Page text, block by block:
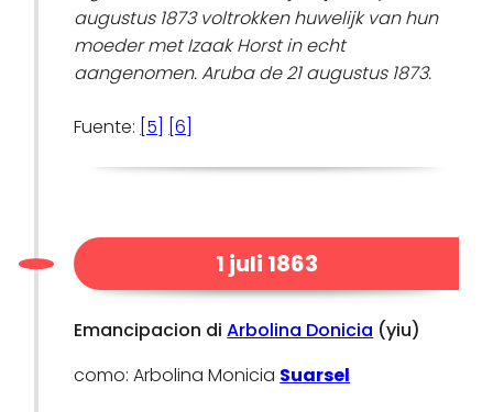
augustus 1873 voltrokken huwelijk van hun
moeder met Izaak Horst in echt
aangenomen. Aruba de 21 augustus 1873.
Fuente: [5] [6]
1 juli 1863
Emancipacion diArbolina Donicia (yiu)
como: Arbolina Monicia Suarsel